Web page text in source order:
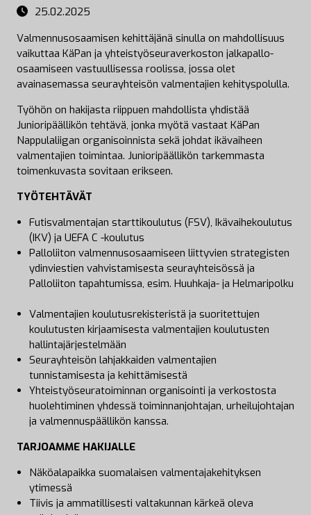
25.02.2025
Valmennusosaamisen kehittäjänä sinulla on mahdollisuus
vaikuttaa KäPan ja yhteistyöseuraverkoston jalkapallo-
osaamiseen vastuullisessa roolissa, jossa olet
avainasemassa seurayhteisön valmentajien kehityspolulla.
Työhön on hakijasta riippuen mahdollista yhdistää
Junioripäällikön tehtävä, jonka myötä vastaat KäPan
Nappulaliigan organisoinnista sekä johdat ikävaiheen
valmentajien toimintaa. Junioripäällikön tarkemmasta
toimenkuvasta sovitaan erikseen.
TYÖTEHTÄVÄT
Futisvalmentajan starttikoulutus (FSV), Ikävaihekoulutus
(IKV) ja UEFA C -koulutus
Palloliiton valmennusosaamiseen liittyvien strategisten
ydinviestien vahvistamisesta seurayhteisössä ja
Palloliiton tapahtumissa, esim. Huuhkaja- ja Helmaripolku
Valmentajien koulutusrekisteristä ja suoritettujen
koulutusten kirjaamisesta valmentajien koulutusten
hallintajärjestelmään
Seurayhteisön lahjakkaiden valmentajien
tunnistamisesta ja kehittämisestä
Yhteistyöseuratoiminnan organisointi ja verkostosta
huolehtiminen yhdessä toiminnanjohtajan, urheilujohtajan
ja valmennuspäällikön kanssa.
TARJOAMME HAKIJALLE
Näköalapaikka suomalaisen valmentajakehityksen
ytimessä
Tiivis ja ammatillisesti valtakunnan kärkeä oleva